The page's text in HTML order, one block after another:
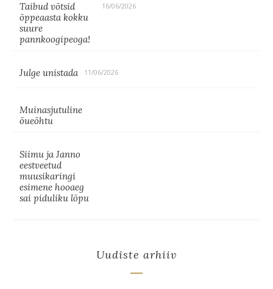
Taibud võtsid
õppeaasta kokku
suure
pannkoogipeoga!
16/06/2026
Julge unistada 11/06/2026
Muinasjutuline
õueõhtu
Siimu ja Janno
eestveetud
muusikaringi
esimene hooaeg
sai piduliku lõpu
Uudiste arhiiv